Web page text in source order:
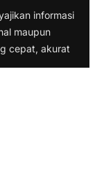
informasi
maupun
cepat, akurat